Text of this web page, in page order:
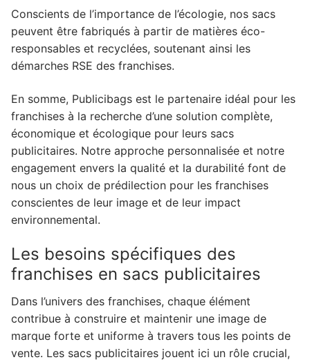
Conscients de l’importance de l’écologie, nos sacs
peuvent être fabriqués à partir de matières éco-
responsables et recyclées, soutenant ainsi les
démarches RSE des franchises.
En somme, Publicibags est le partenaire idéal pour les
franchises à la recherche d’une solution complète,
économique et écologique pour leurs sacs
publicitaires. Notre approche personnalisée et notre
engagement envers la qualité et la durabilité font de
nous un choix de prédilection pour les franchises
conscientes de leur image et de leur impact
environnemental.
Les besoins spécifiques des
franchises en sacs publicitaires
Dans l’univers des franchises, chaque élément
contribue à construire et maintenir une image de
marque forte et uniforme à travers tous les points de
vente. Les sacs publicitaires jouent ici un rôle crucial,